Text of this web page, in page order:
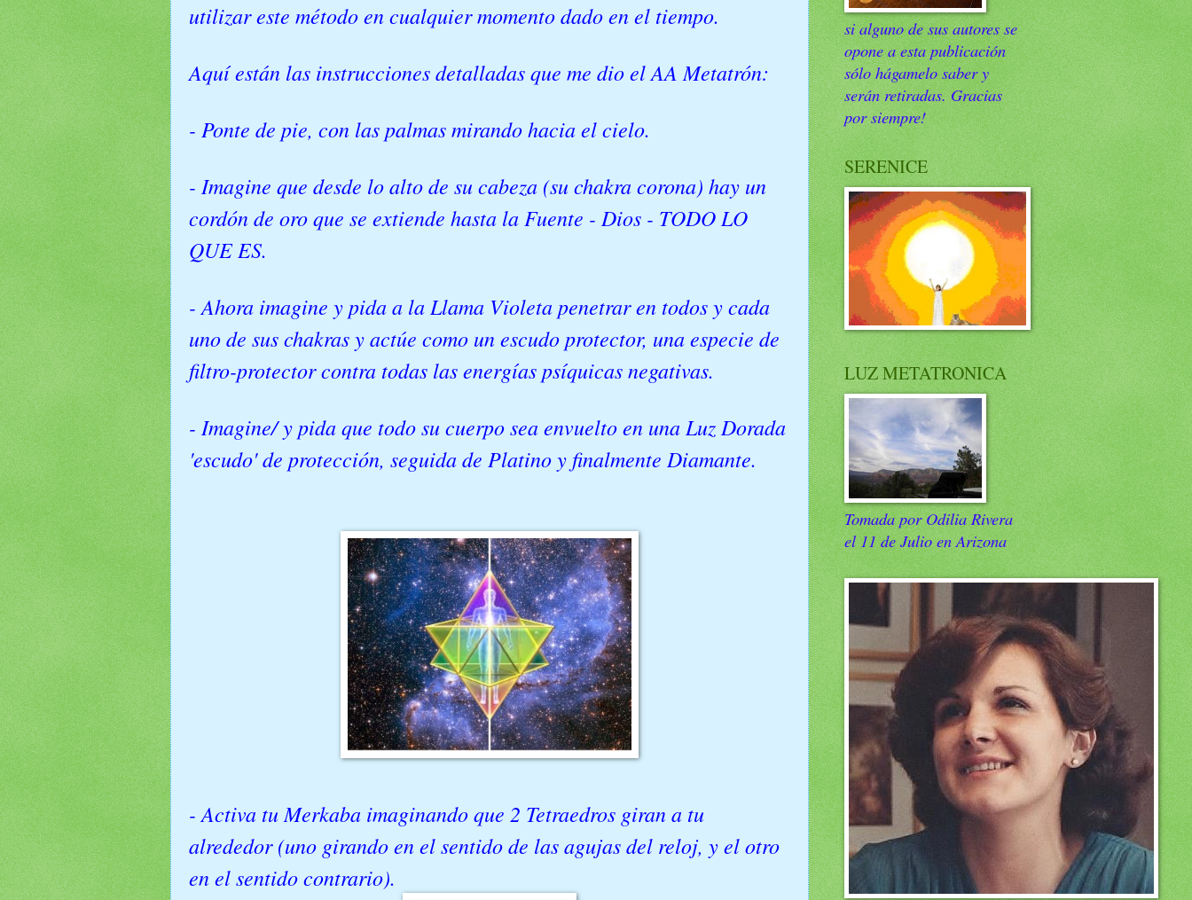
utilizar este método en cualquier momento dado en el tiempo.
Aquí están las instrucciones detalladas que me dio el AA Metatrón:
- Ponte de pie, con las palmas mirando hacia el cielo.
- Imagine que desde lo alto de su cabeza (su chakra corona) hay un
cordón de oro que se extiende hasta la Fuente - Dios - TODO LO
QUE ES.
- Ahora imagine y pida a la Llama Violeta penetrar en todos y cada
uno de sus chakras y actúe como un escudo protector, una especie de
filtro-protector contra todas las energías psíquicas negativas.
- Imagine/ y pida que todo su cuerpo sea envuelto en una Luz Dorada
'escudo' de protección, seguida de Platino y finalmente Diamante.
- Activa tu Merkaba imaginando que 2 Tetraedros giran a tu
alrededor (uno girando en el sentido de las agujas del reloj, y el otro
en el sentido contrario).
si alguno de sus autores se
opone a esta publicación
sólo hágamelo saber y
serán retiradas. Gracias
por siempre!
SERENICE
LUZ METATRONICA
Tomada por Odilia Rivera
el 11 de Julio en Arizona